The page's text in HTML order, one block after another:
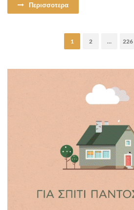
Περισσοτερα
1 2 … 226